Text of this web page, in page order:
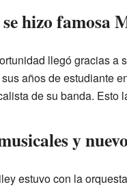
hizo famosa
llegó gracias a
años de estudiante
de su banda. Esto
y
estuvo con la